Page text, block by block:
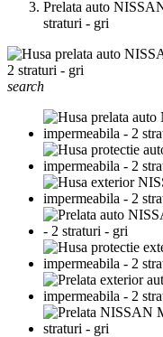
Prelata auto
straturi - gri
search